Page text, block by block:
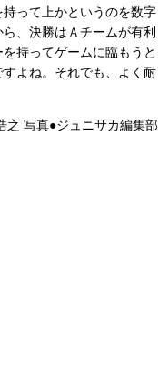
って上かというのを数字
、決勝はＡチームが有利
持ってゲームに臨もうと
よね。それでも、よく耐
之 写真●ジュニサカ編集部